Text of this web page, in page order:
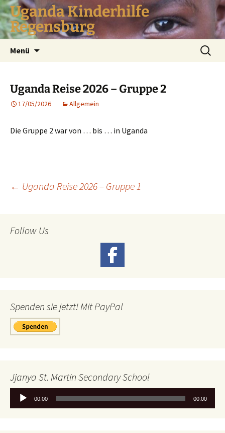
Zum
Inhalt
springen
Uganda Kinderhilfe
Regensburg
Menü
Suchen
nach:
Uganda Reise 2026 – Gruppe 2
17/05/2026 Allgemein
Die Gruppe 2 war von … bis … in Uganda
Beitragsnavigation
← Uganda Reise 2026 – Gruppe 1
Follow Us
Spenden sie jetzt! Mit PayPal
Jjanya St. Martin Secondary School
Audio-
Player
00:00 00:00